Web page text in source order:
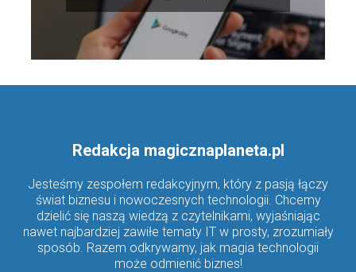
Redakcja magicznaplaneta.pl
Jesteśmy zespołem redakcyjnym, który z pasją łączy
świat biznesu i nowoczesnych technologii. Chcemy
dzielić się naszą wiedzą z czytelnikami, wyjaśniając
nawet najbardziej zawiłe tematy IT w prosty, zrozumiały
sposób. Razem odkrywamy, jak magia technologii
może odmienić biznes!